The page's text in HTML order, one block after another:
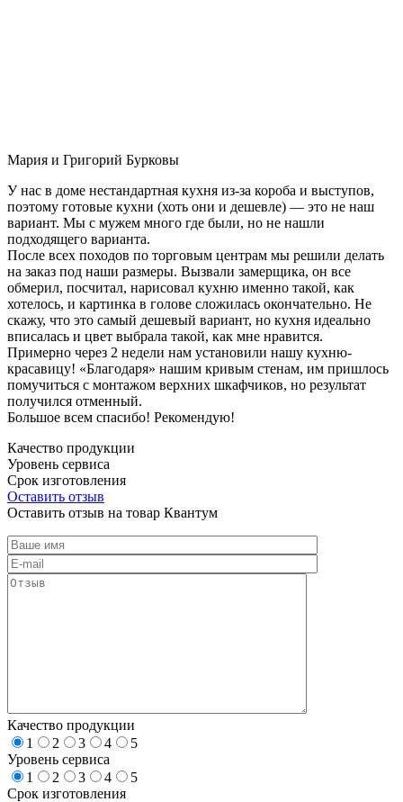
Мария и Григорий Бурковы
У нас в доме нестандартная кухня из-за короба и выступов,
поэтому готовые кухни (хоть они и дешевле) — это не наш
вариант. Мы с мужем много где были, но не нашли
подходящего варианта.
После всех походов по торговым центрам мы решили делать
на заказ под наши размеры. Вызвали замерщика, он все
обмерил, посчитал, нарисовал кухню именно такой, как
хотелось, и картинка в голове сложилась окончательно. Не
скажу, что это самый дешевый вариант, но кухня идеально
вписалась и цвет выбрала такой, как мне нравится.
Примерно через 2 недели нам установили нашу кухню-
красавицу! «Благодаря» нашим кривым стенам, им пришлось
помучиться с монтажом верхних шкафчиков, но результат
получился отменный.
Большое всем спасибо! Рекомендую!
Качество продукции
Уровень сервиса
Срок изготовления
Оставить отзыв
Оставить отзыв на товар Квантум
Качество продукции
1
2 3 4
5
Уровень сервиса
1
2 3 4
5
Срок изготовления